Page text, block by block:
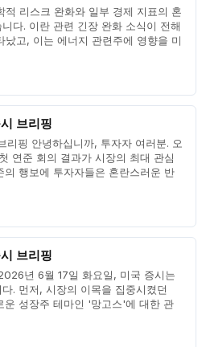
적 리스크 완화와 일부 경제 지표의 혼
다. 이란 관련 긴장 완화 소식이 전해
났고, 이는 에너지 관련주에 영향을 미
브리핑
리핑 안녕하십니까, 투자자 여러분. 오
연준 회의 결과가 시장의 최대 관심
의 행보에 투자자들은 혼란스러운 반
브리핑
년 6월 17일 화요일, 미국 증시는
. 먼저, 시장의 이목을 집중시켰던
성장주 테마인 '망고스'에 대한 관